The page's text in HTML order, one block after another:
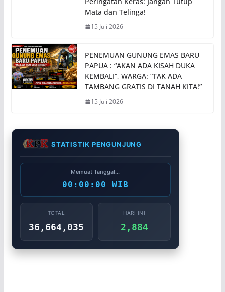
Mata dan Telinga!
15 Juli 2026
PENEMUAN GUNUNG EMAS BARU
PAPUA : “AKAN ADA KISAH DUKA
KEMBALI”, WARGA: “TAK ADA
TAMBANG GRATIS DI TANAH KITA!”
15 Juli 2026
STATISTIK PENGUNJUNG
Memuat Tanggal...
00:00:00 WIB
TOTAL
36,664,035
HARI INI
2,884